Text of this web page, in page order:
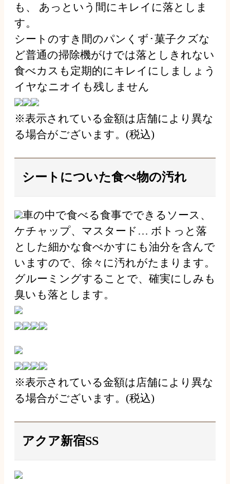
も、 あっという間にキレイに落としま
す。
シートのすき間のパンくず･菓子クズな
ど普通の掃除機がけでは落としきれない
食べカスも定期的にキレイにしましょう
イヤなニオイも残しません
※表示されている金額は店舗により異な
る場合がございます。(税込)
シートについた食べ物の汚れ
車の中で食べる食事でできるソース、
ケチャップ、マスタード… ボトっと落
とした細かな食べかすにも油分を含んで
いますので、徐々に汚れがたまります。
グルーミングすることで、確実にしみも
臭いも落とします。
※表示されている金額は店舗により異な
る場合がございます。(税込)
アクア新宿SS